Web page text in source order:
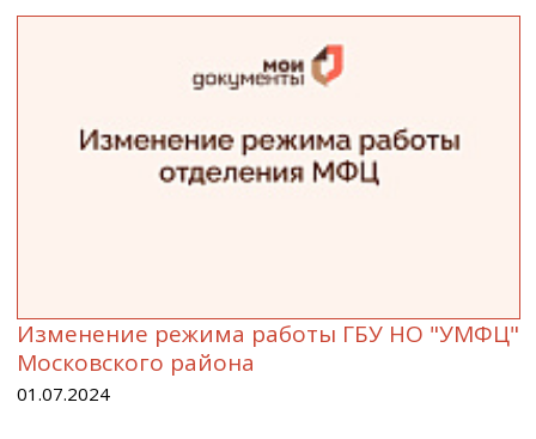
Изменение режима работы ГБУ НО "УМФЦ"
Московского района
01.07.2024